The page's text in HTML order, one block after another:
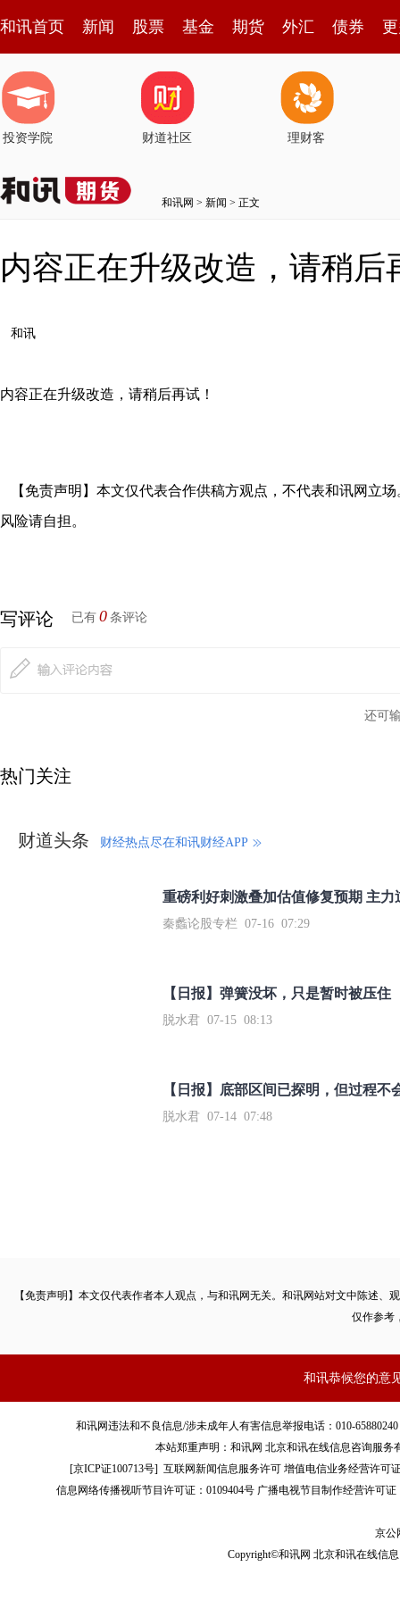
和讯首页 新闻 股票 基金 期货 外汇 债券
投资学院 财道社区 理财客
和讯网 > 新闻 > 正文
内容正在升级改造，请稍后
和讯
内容正在升级改造，请稍后再试！
【免责声明】本文仅代表合作供稿方观点，不代表和讯网立
风险请自担。
写评论 已有 0 条评论
还可
热门关注
财道头条 财经热点尽在和讯财经APP
秦蠡论股专栏 07-16 07:29
【日报】弹簧没坏，只是暂时被压住
脱水君 07-15 08:13
【日报】底部区间已探明，但过程不
脱水君 07-14 07:48
【免责声明】本文仅代表作者本人观点，与和讯网无关。和讯网站对文中陈述
仅作参考
和讯恭候您的意
和讯网违法和不良信息/涉未成年人有害信息举报电话：010-
本站郑重声明：和讯网 北京和讯在线信息咨询服
[京ICP证100713号]互联网新闻信息服务许可 增值电信业务经营许可
信息网络传播视听节目许可证：0109404号 广播电视节目制作经营许可证
京公
Copyright©和讯网 北京和讯在线信